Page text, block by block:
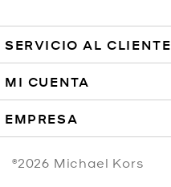
SERVICIO AL CLIENTE
MI CUENTA
EMPRESA
©2026 Michael Kors